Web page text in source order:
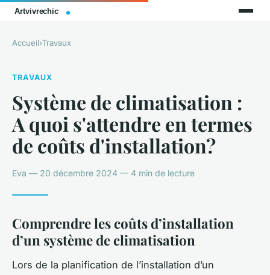
Accueil›Travaux
TRAVAUX
Système de climatisation :
A quoi s'attendre en termes
de coûts d'installation?
Eva — 20 décembre 2024 — 4 min de lecture
Comprendre les coûts d’installation
d’un système de climatisation
Lors de la planification de l’installation d’un